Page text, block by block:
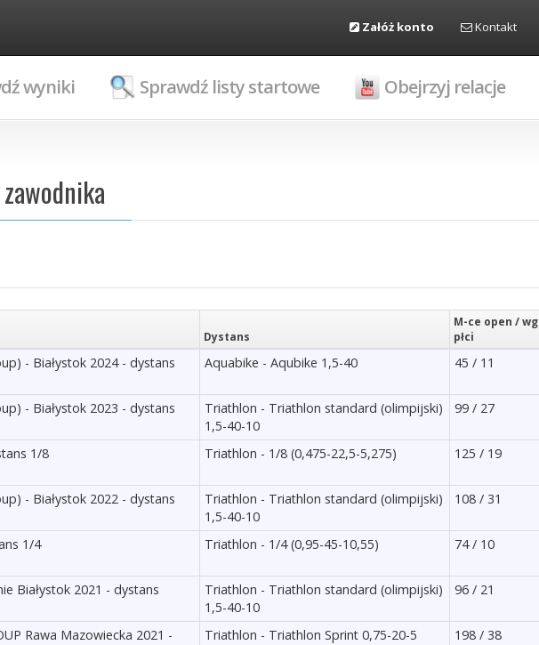
Załóż konto Kontakt
wyniki Sprawdź listy startowe Obejrzyj relacje
Dystans
M-ce open / wg
płci
- Białystok 2024 - dystans
Aquabike - Aqubike 1,5-40 45 / 11
- Białystok 2023 - dystans
Triathlon - Triathlon standard (olimpijski)
1,5-40-10
99 / 27
1/8 Triathlon - 1/8 (0,475-22,5-5,275) 125 / 19
- Białystok 2022 - dystans
Triathlon - Triathlon standard (olimpijski)
1,5-40-10
108 / 31
1/4 Triathlon - 1/4 (0,95-45-10,55) 74 / 10
Białystok 2021 - dystans
Triathlon - Triathlon standard (olimpijski)
1,5-40-10
96 / 21
Rawa Mazowiecka 2021 -
Triathlon - Triathlon Sprint 0,75-20-5 198 / 38